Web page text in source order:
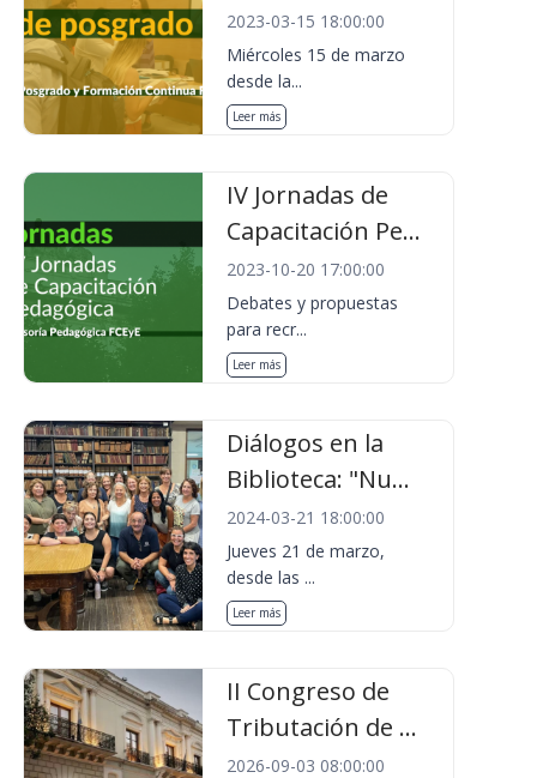
2023-03-15 18:00:00
Miércoles 15 de marzo
desde la...
Leer más
IV Jornadas de
Capacitación Pe...
2023-10-20 17:00:00
Debates y propuestas
para recr...
Leer más
Diálogos en la
Biblioteca: "Nu...
2024-03-21 18:00:00
Jueves 21 de marzo,
desde las ...
Leer más
II Congreso de
Tributación de ...
2026-09-03 08:00:00